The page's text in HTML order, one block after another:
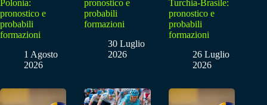
Polonia:
pronostico e
probabili
formazioni
1 Agosto
2026
pronostico e
probabili
formazioni
30 Luglio
2026
Turchia-Brasile:
pronostico e
probabili
formazioni
26 Luglio
2026